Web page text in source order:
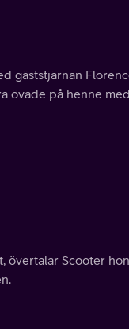
gäststjärnan
övade på henne
övertalar Scooter